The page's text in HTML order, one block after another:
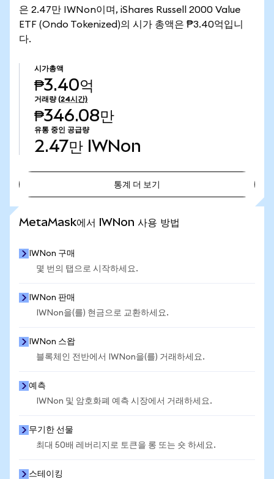
은 2.47만 IWNon이며, iShares Russell 2000 Value
ETF (Ondo Tokenized)의 시가 총액은 ₱3.40억입니
다.
시가총액
₱3.40억
거래량 (24시간)
₱346.08만
유통 중인 공급량
2.47만 IWNon
통계 더 보기
MetaMask에서 IWNon 사용 방법
IWNon 구매
몇 번의 탭으로 시작하세요.
IWNon 판매
IWNon을(를) 현금으로 교환하세요.
IWNon 스왑
블록체인 전반에서 IWNon을(를) 거래하세요.
예측
IWNon 및 암호화폐 예측 시장에서 거래하세요.
무기한 선물
최대 50배 레버리지로 토큰을 롱 또는 숏 하세요.
스테이킹